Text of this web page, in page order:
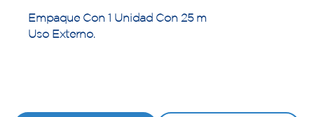
Empaque Con 1 Unidad Con 25 m
Uso Externo.